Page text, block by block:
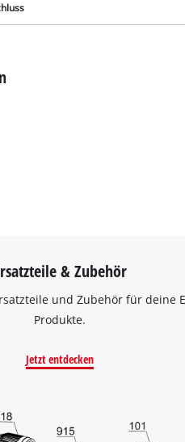
& Zubehör
und Zubehör für deine
Produkte.
Jetzt entdecken